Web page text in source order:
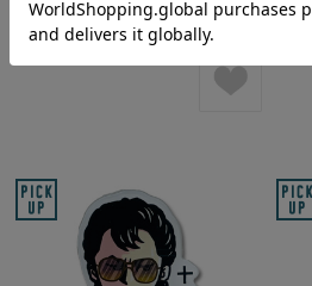
¥550